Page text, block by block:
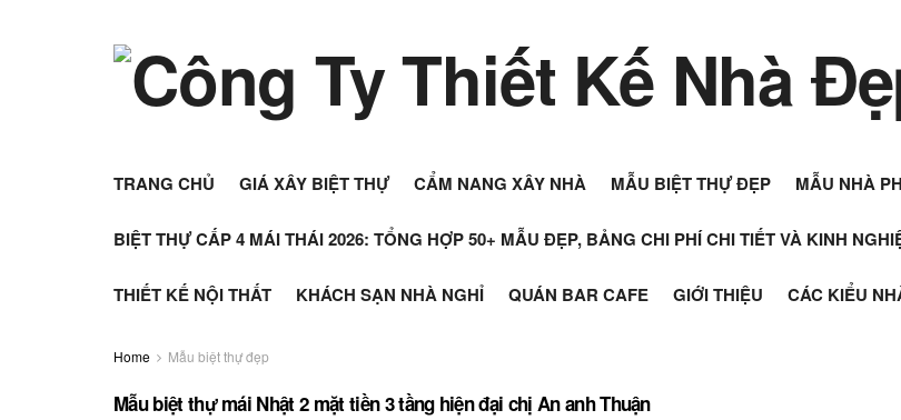
TRANG CHỦ GIÁ XÂY BIỆT THỰ CẨM NANG XÂY NHÀ MẪU BIỆT THỰ ĐẸP MẪU NHÀ
BIỆT THỰ CẤP 4 MÁI THÁI 2026: TỔNG HỢP 50+ MẪU ĐẸP, BẢNG CHI PHÍ CHI TIẾT VÀ KINH
THIẾT KẾ NỘI THẤT KHÁCH SẠN NHÀ NGHỈ QUÁN BAR CAFE GIỚI THIỆU CÁC KIỂU
Home Mẫu biệt thự đẹp
Mẫu biệt thự mái Nhật 2 mặt tiền 3 tầng hiện đại chị An anh Thuận